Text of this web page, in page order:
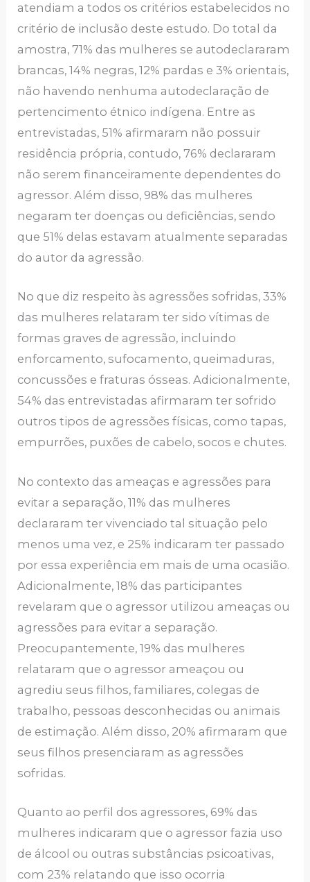
atendiam a todos os critérios estabelecidos no
critério de inclusão deste estudo. Do total da
amostra, 71% das mulheres se autodeclararam
brancas, 14% negras, 12% pardas e 3% orientais,
não havendo nenhuma autodeclaração de
pertencimento étnico indígena. Entre as
entrevistadas, 51% afirmaram não possuir
residência própria, contudo, 76% declararam
não serem financeiramente dependentes do
agressor. Além disso, 98% das mulheres
negaram ter doenças ou deficiências, sendo
que 51% delas estavam atualmente separadas
do autor da agressão.
No que diz respeito às agressões sofridas, 33%
das mulheres relataram ter sido vítimas de
formas graves de agressão, incluindo
enforcamento, sufocamento, queimaduras,
concussões e fraturas ósseas. Adicionalmente,
54% das entrevistadas afirmaram ter sofrido
outros tipos de agressões físicas, como tapas,
empurrões, puxões de cabelo, socos e chutes.
No contexto das ameaças e agressões para
evitar a separação, 11% das mulheres
declararam ter vivenciado tal situação pelo
menos uma vez, e 25% indicaram ter passado
por essa experiência em mais de uma ocasião.
Adicionalmente, 18% das participantes
revelaram que o agressor utilizou ameaças ou
agressões para evitar a separação.
Preocupantemente, 19% das mulheres
relataram que o agressor ameaçou ou
agrediu seus filhos, familiares, colegas de
trabalho, pessoas desconhecidas ou animais
de estimação. Além disso, 20% afirmaram que
seus filhos presenciaram as agressões
sofridas.
Quanto ao perfil dos agressores, 69% das
mulheres indicaram que o agressor fazia uso
de álcool ou outras substâncias psicoativas,
com 23% relatando que isso ocorria